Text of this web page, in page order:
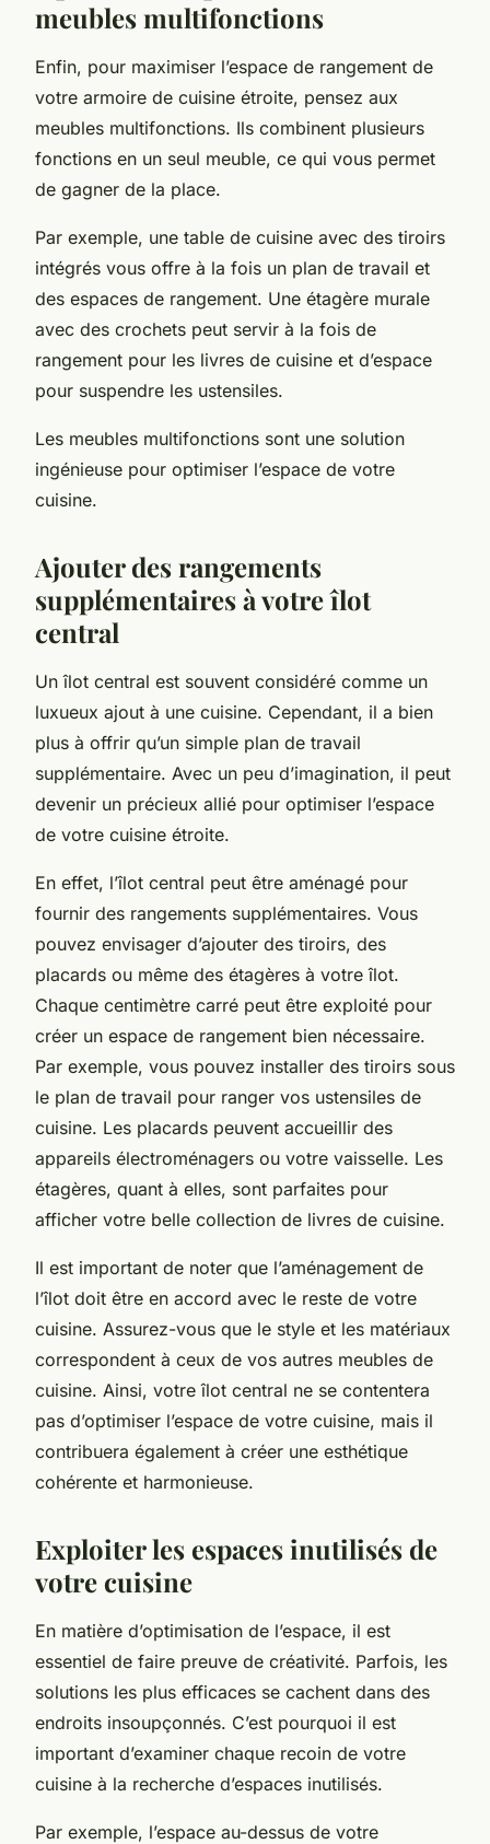
meubles multifonctions
Enfin, pour maximiser l’espace de rangement de
votre armoire de cuisine étroite, pensez aux
meubles multifonctions. Ils combinent plusieurs
fonctions en un seul meuble, ce qui vous permet
de gagner de la place.
Par exemple, une table de cuisine avec des tiroirs
intégrés vous offre à la fois un plan de travail et
des espaces de rangement. Une étagère murale
avec des crochets peut servir à la fois de
rangement pour les livres de cuisine et d’espace
pour suspendre les ustensiles.
Les meubles multifonctions sont une solution
ingénieuse pour optimiser l’espace de votre
cuisine.
Ajouter des rangements
supplémentaires à votre îlot
central
Un îlot central est souvent considéré comme un
luxueux ajout à une cuisine. Cependant, il a bien
plus à offrir qu’un simple plan de travail
supplémentaire. Avec un peu d’imagination, il peut
devenir un précieux allié pour optimiser l’espace
de votre cuisine étroite.
En effet, l’îlot central peut être aménagé pour
fournir des rangements supplémentaires. Vous
pouvez envisager d’ajouter des tiroirs, des
placards ou même des étagères à votre îlot.
Chaque centimètre carré peut être exploité pour
créer un espace de rangement bien nécessaire.
Par exemple, vous pouvez installer des tiroirs sous
le plan de travail pour ranger vos ustensiles de
cuisine. Les placards peuvent accueillir des
appareils électroménagers ou votre vaisselle. Les
étagères, quant à elles, sont parfaites pour
afficher votre belle collection de livres de cuisine.
Il est important de noter que l’aménagement de
l’îlot doit être en accord avec le reste de votre
cuisine. Assurez-vous que le style et les matériaux
correspondent à ceux de vos autres meubles de
cuisine. Ainsi, votre îlot central ne se contentera
pas d’optimiser l’espace de votre cuisine, mais il
contribuera également à créer une esthétique
cohérente et harmonieuse.
Exploiter les espaces inutilisés de
votre cuisine
En matière d’optimisation de l’espace, il est
essentiel de faire preuve de créativité. Parfois, les
solutions les plus efficaces se cachent dans des
endroits insoupçonnés. C’est pourquoi il est
important d’examiner chaque recoin de votre
cuisine à la recherche d’espaces inutilisés.
Par exemple, l’espace au-dessus de votre